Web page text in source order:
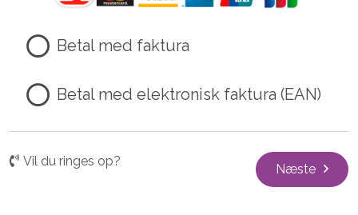
Betal med faktura
Betal med elektronisk faktura (EAN)
Vil du ringes op?
Næste